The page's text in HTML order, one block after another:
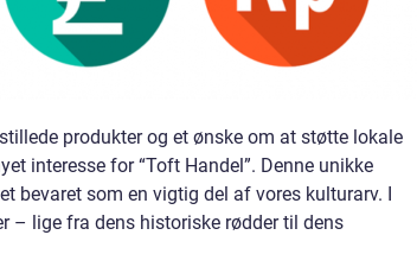
produkter og et ønske om at støtte lokale
interesse for “Toft Handel”. Denne unikke
bevaret som en vigtig del af vores kulturarv. I
– lige fra dens historiske rødder til dens